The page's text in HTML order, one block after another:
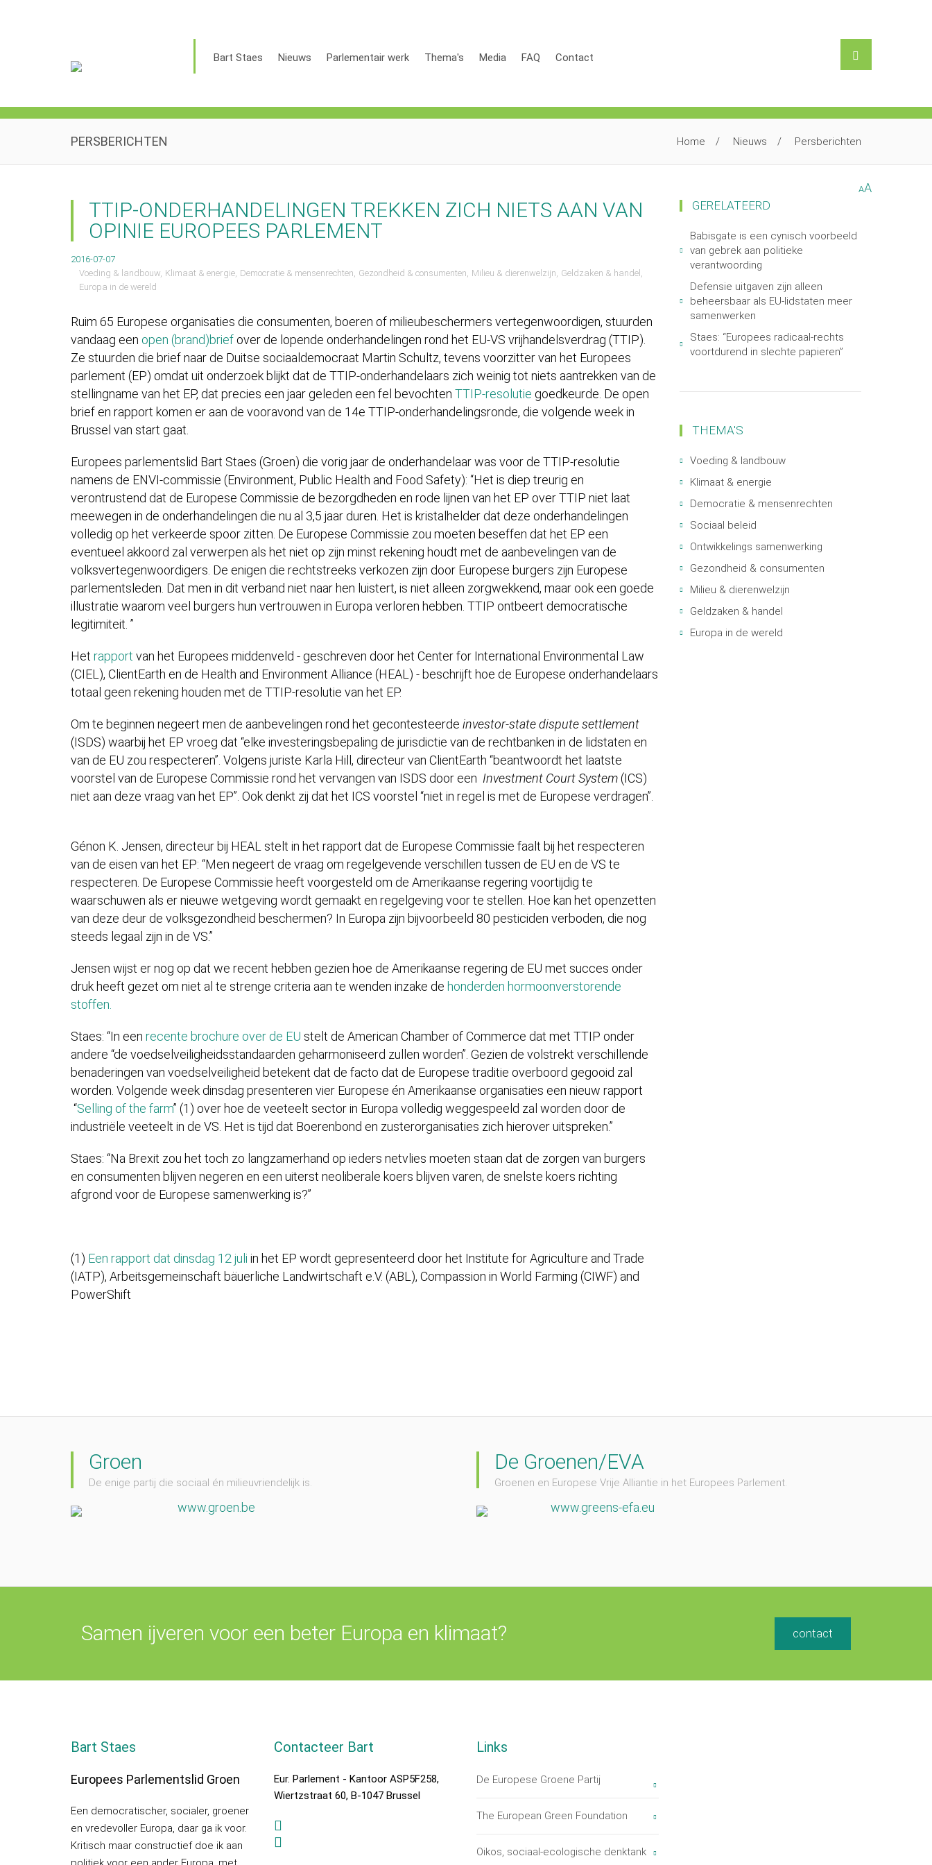
Bart Staes Nieuws Parlementair werk Thema's Media FAQ Contact
PERSBERICHTEN Home Nieuws Persberichten
AA
TTIP-ONDERHANDELINGEN TREKKEN ZICH NIETS AAN VAN
OPINIE EUROPEES PARLEMENT
2016-07-07
Voeding & landbouw Klimaat & energie Democratie & mensenrechten Gezondheid & consumenten Milieu & dierenwelzijn Geldzaken & handel
Europa in de wereld
Ruim 65 Europese organisaties die consumenten, boeren of milieubeschermers vertegenwoordigen, stuurden
vandaag een open (brand)brief over de lopende onderhandelingen rond het EU-VS vrijhandelsverdrag (TTIP).
Ze stuurden die brief naar de Duitse sociaaldemocraat Martin Schultz, tevens voorzitter van het Europees
parlement (EP) omdat uit onderzoek blijkt dat de TTIP-onderhandelaars zich weinig tot niets aantrekken van de
stellingname van het EP, dat precies een jaar geleden een fel bevochten TTIP-resolutie goedkeurde. De open
brief en rapport komen er aan de vooravond van de 14e TTIP-onderhandelingsronde, die volgende week in
Brussel van start gaat.
Europees parlementslid Bart Staes (Groen) die vorig jaar de onderhandelaar was voor de TTIP-resolutie
namens de ENVI-commissie (Environment, Public Health and Food Safety): “Het is diep treurig en
verontrustend dat de Europese Commissie de bezorgdheden en rode lijnen van het EP over TTIP niet laat
meewegen in de onderhandelingen die nu al 3,5 jaar duren. Het is kristalhelder dat deze onderhandelingen
volledig op het verkeerde spoor zitten. De Europese Commissie zou moeten beseffen dat het EP een
eventueel akkoord zal verwerpen als het niet op zijn minst rekening houdt met de aanbevelingen van de
volksvertegenwoordigers. De enigen die rechtstreeks verkozen zijn door Europese burgers zijn Europese
parlementsleden. Dat men in dit verband niet naar hen luistert, is niet alleen zorgwekkend, maar ook een goede
illustratie waarom veel burgers hun vertrouwen in Europa verloren hebben. TTIP ontbeert democratische
legitimiteit. ”
Het rapport van het Europees middenveld - geschreven door het Center for International Environmental Law
(CIEL), ClientEarth en de Health and Environment Alliance (HEAL) - beschrijft hoe de Europese onderhandelaars
totaal geen rekening houden met de TTIP-resolutie van het EP.
Om te beginnen negeert men de aanbevelingen rond het gecontesteerde investor-state dispute settlement
(ISDS) waarbij het EP vroeg dat “elke investeringsbepaling de jurisdictie van de rechtbanken in de lidstaten en
van de EU zou respecteren”. Volgens juriste Karla Hill, directeur van ClientEarth “beantwoordt het laatste
voorstel van de Europese Commissie rond het vervangen van ISDS door een Investment Court System (ICS)
niet aan deze vraag van het EP”. Ook denkt zij dat het ICS voorstel “niet in regel is met de Europese verdragen”.
Génon K. Jensen, directeur bij HEAL stelt in het rapport dat de Europese Commissie faalt bij het respecteren
van de eisen van het EP: “Men negeert de vraag om regelgevende verschillen tussen de EU en de VS te
respecteren. De Europese Commissie heeft voorgesteld om de Amerikaanse regering voortijdig te
waarschuwen als er nieuwe wetgeving wordt gemaakt en regelgeving voor te stellen. Hoe kan het openzetten
van deze deur de volksgezondheid beschermen? In Europa zijn bijvoorbeeld 80 pesticiden verboden, die nog
steeds legaal zijn in de VS.”
Jensen wijst er nog op dat we recent hebben gezien hoe de Amerikaanse regering de EU met succes onder
druk heeft gezet om niet al te strenge criteria aan te wenden inzake de honderden hormoonverstorende
stoffen.
Staes: “In een recente brochure over de EU stelt de American Chamber of Commerce dat met TTIP onder
andere “de voedselveiligheidsstandaarden geharmoniseerd zullen worden”. Gezien de volstrekt verschillende
benaderingen van voedselveiligheid betekent dat de facto dat de Europese traditie overboord gegooid zal
worden. Volgende week dinsdag presenteren vier Europese én Amerikaanse organisaties een nieuw rapport
“Selling of the farm” (1) over hoe de veeteelt sector in Europa volledig weggespeeld zal worden door de
industriële veeteelt in de VS. Het is tijd dat Boerenbond en zusterorganisaties zich hierover uitspreken.”
Staes: “Na Brexit zou het toch zo langzamerhand op ieders netvlies moeten staan dat de zorgen van burgers
en consumenten blijven negeren en een uiterst neoliberale koers blijven varen, de snelste koers richting
afgrond voor de Europese samenwerking is?”
(1) Een rapport dat dinsdag 12 juli in het EP wordt gepresenteerd door het Institute for Agriculture and Trade
(IATP), Arbeitsgemeinschaft bäuerliche Landwirtschaft e.V. (ABL), Compassion in World Farming (CIWF) and
PowerShift
GERELATEERD
Babisgate is een cynisch voorbeeld
van gebrek aan politieke
verantwoording
Defensie uitgaven zijn alleen
beheersbaar als EU-lidstaten meer
samenwerken
Staes: “Europees radicaal-rechts
voortdurend in slechte papieren”
THEMA'S
Voeding & landbouw
Klimaat & energie
Democratie & mensenrechten
Sociaal beleid
Ontwikkelings samenwerking
Gezondheid & consumenten
Milieu & dierenwelzijn
Geldzaken & handel
Europa in de wereld
Groen
De enige partij die sociaal én milieuvriendelijk is.
www.groen.be
De Groenen/EVA
Groenen en Europese Vrije Alliantie in het Europees Parlement.
www.greens-efa.eu
Samen ijveren voor een beter Europa en klimaat? contact
Bart Staes
Europees Parlementslid Groen
Een democratischer, socialer, groener
en vredevoller Europa, daar ga ik voor.
Kritisch maar constructief doe ik aan
Contacteer Bart
Eur. Parlement - Kantoor ASP5F258,
Wiertzstraat 60, B-1047 Brussel
Links
De Europese Groene Partij
The European Green Foundation
Oikos, sociaal-ecologische denktank